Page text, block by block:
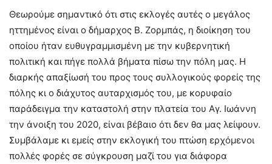
Θεωρούμε σημαντικό ότι στις εκλογές αυτές ο μεγάλος
ηττημένος είναι ο δήμαρχος Β. Ζορμπάς, η διοίκηση του
οποίου ήταν ευθυγραμμισμένη με την κυβερνητική
πολιτική και πήγε πολλά βήματα πίσω την πόλη μας. Η
διαρκής απαξίωσή του προς τους συλλογικούς φορείς της
πόλης κι ο διάχυτος αυταρχισμός του, με κορυφαίο
παράδειγμα την καταστολή στην πλατεία του Αγ. Ιωάννη
την άνοιξη του 2020, είναι βέβαιο ότι δεν θα μας λείψουν.
Συμβάλαμε κι εμείς στην εκλογική του πτώση ερχόμενοι
πολλές φορές σε σύγκρουση μαζί του για διάφορα